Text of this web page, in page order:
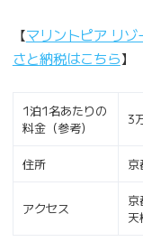
【マリントピア リ
さと納税はこちら】
1泊1名あたりの
料金（参考）
3
住所
アクセス
天